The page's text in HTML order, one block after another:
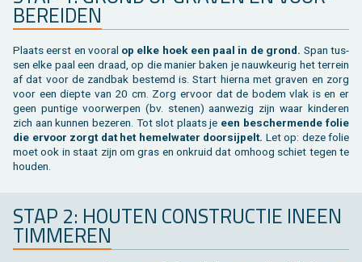
BE­REI­DEN
Plaats eerst en voor­al op elke hoek een paal in de grond. Span tus­
sen elke paal een draad, op die ma­nier baken je nauw­keu­rig het ter­rein
af dat voor de zand­bak be­stemd is. Start hier­na met gra­ven en zorg
voor een diep­te van 20 cm. Zorg er­voor dat de bodem vlak is en er
geen pun­ti­ge voor­wer­pen (bv. ste­nen) aan­we­zig zijn waar kin­de­ren
zich aan kun­nen be­ze­ren. Tot slot plaats je een be­scher­men­de folie
die er­voor zorgt dat het he­mel­wa­ter door­sij­pelt. Let op: deze folie
moet ook in staat zijn om gras en on­kruid dat om­hoog schiet tegen te
hou­den.
STAP 2: HOU­TEN CON­STRUC­TIE INEEN
TIM­ME­REN